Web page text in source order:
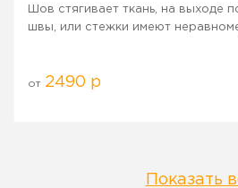
Шов стягивает ткань, на выходе
швы, или стежки имеют
от 2490 р
Показать